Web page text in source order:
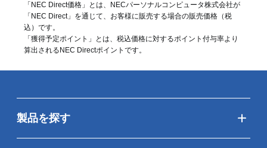
「NEC Direct価格」とは、NECパーソナルコンピュータ株式会社が
「NEC Direct」を通じて、お客様に販売する場合の販売価格（税
込 ）です。
「獲得予定ポイント」とは、税込価格に対するポイント付与率より
算出されるNEC Directポイントです。
製品を探す